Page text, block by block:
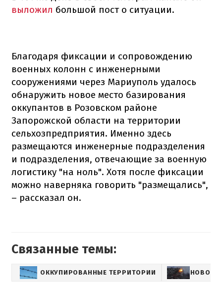
выложил большой пост о ситуации.
Благодаря фиксации и сопровождению
военных колонн с инженерными
сооружениями через Мариуполь удалось
обнаружить новое место базирования
оккупантов в Розовском районе
Запорожской области на территории
сельхозпредприятия. Именно здесь
размещаются инженерные подразделения
и подразделения, отвечающие за военную
логистику "на ноль". Хотя после фиксации
можно наверняка говорить "размещались",
– рассказал он.
Связанные темы:
ОККУПИРОВАННЫЕ ТЕРРИТОРИИ